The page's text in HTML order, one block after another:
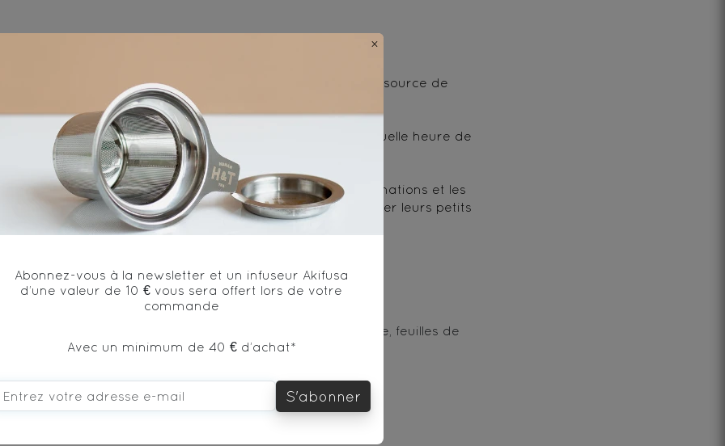
d’Afrique du Sud, l’Aspalathus Linearis est une véritable source de
bienfaits.
théine, son infusion peut être consommée à n’importe quelle heure de
la journée, même le soir.
de nombreux polyphénols, aidant à prévenir les inflammations et les
En Afrique du Sud, même les bébés y ont droit pour apaiser leurs petits
maux de ventre.
Ingrédients
morceaux de mangue, fraise, écorces d'orange, arôme, feuilles de
fraisier, arôme naturel.
×
Abonnez-vous à la newsletter et un infuseur Akifusa
d’une valeur de 10 € vous sera offert lors de votre
commande
Avec un minimum de 40 € d’achat*
S'abonner